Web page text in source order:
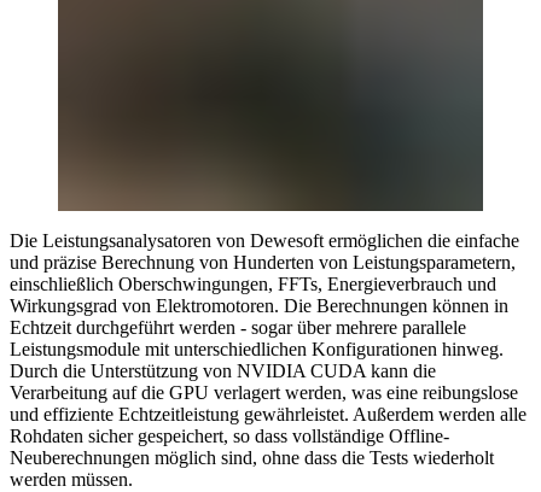
Die Leistungsanalysatoren von Dewesoft ermöglichen die einfache
und präzise Berechnung von Hunderten von Leistungsparametern,
einschließlich Oberschwingungen, FFTs, Energieverbrauch und
Wirkungsgrad von Elektromotoren. Die Berechnungen können in
Echtzeit durchgeführt werden - sogar über mehrere parallele
Leistungsmodule mit unterschiedlichen Konfigurationen hinweg.
Durch die Unterstützung von NVIDIA CUDA kann die
Verarbeitung auf die GPU verlagert werden, was eine reibungslose
und effiziente Echtzeitleistung gewährleistet. Außerdem werden alle
Rohdaten sicher gespeichert, so dass vollständige Offline-
Neuberechnungen möglich sind, ohne dass die Tests wiederholt
werden müssen.